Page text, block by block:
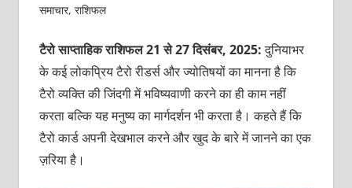
समाचार, राशिफल
टैरो साप्ताहिक राशिफल 21 से 27 दिसंबर, 2025:दुनियाभर
के कई लोकप्रिय टैरो रीडर्स और ज्‍योतिषयों का मानना है कि
टैरो व्‍यक्‍ति की जिंदगी में भविष्‍यवाणी करने का ही काम नहीं
करता बल्कि यह मनुष्‍य का मार्गदर्शन भी करता है। कहते हैं कि
टैरो कार्ड अपनी देखभाल करने और खुद के बारे में जानने का एक
ज़रिया है।